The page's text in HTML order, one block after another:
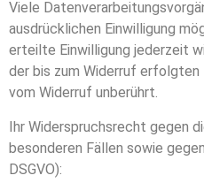
Viele
ausdrücklichen Einwilligung
erteilte Einwilligung jederzeit
der bis zum Widerruf
vom Widerruf unberührt.
Ihr Widerspruchsrecht gegen
besonderen Fällen sowie
DSGVO):